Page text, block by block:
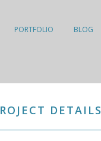
PORTFOLIO BLOG
DETAILS